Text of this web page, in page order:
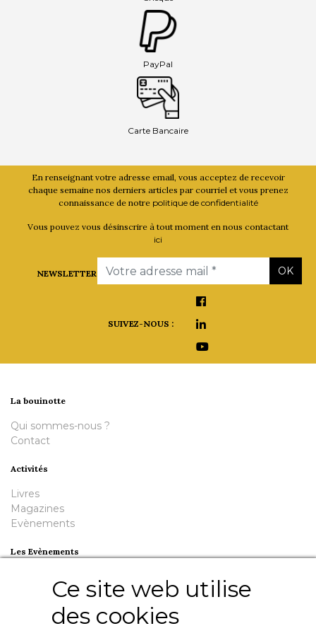
Ce site web utilise
des cookies
PayPal
Carte Bancaire
En renseignant votre adresse email, vous acceptez de recevoir
chaque semaine nos derniers articles par courriel et vous prenez
connaissance de notre politique de confidentialité
Vous pouvez vous désinscrire à tout moment en nous contactant
ici
NEWSLETTER
Email OK
SUIVEZ-NOUS :
La bouinotte
Qui sommes-nous ?
Contact
Activités
Livres
Magazines
Evènements
Les Evènements
Nuit de la Bouinotte
Besoin d'aide ?